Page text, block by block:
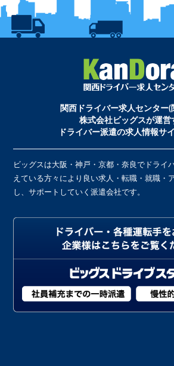
関西ドライバー求人センター(
株式会社ビッグスが運営
ドライバー派遣の求人情報サ
ビッグスは大阪・神戸・京都・奈良でドライ
えている方々により良い求人・転職・就職・
し、サポートしていく派遣会社です。